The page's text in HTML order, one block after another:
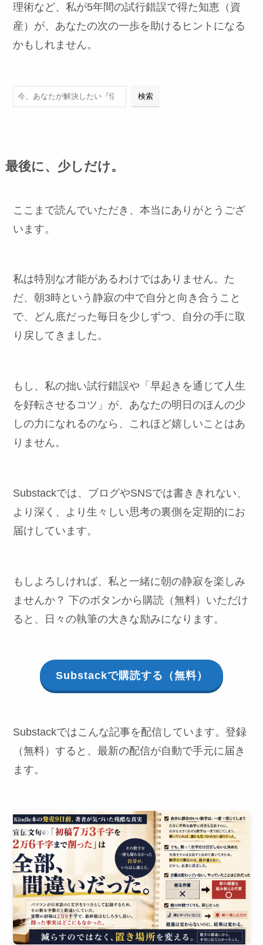
理術など、私が5年間の試行錯誤で得た知恵（資
産）が、あなたの次の一歩を助けるヒントになる
かもしれません。
検索 検索
最後に、少しだけ。
ここまで読んでいただき、本当にありがとうござ
います。
私は特別な才能があるわけではありません。た
だ、朝3時という静寂の中で自分と向き合うこと
で、どん底だった毎日を少しずつ、自分の手に取
り戻してきました。
もし、私の拙い試行錯誤や「早起きを通じて人生
を好転させるコツ」が、あなたの明日のほんの少
しの力になれるのなら、これほど嬉しいことはあ
りません。
Substackでは、ブログやSNSでは書ききれない、
より深く、より生々しい思考の裏側を定期的にお
届けしています。
もしよろしければ、私と一緒に朝の静寂を楽しみ
ませんか？ 下のボタンから購読（無料）いただけ
ると、日々の執筆の大きな励みになります。
Substackで購読する（無料）
Substackではこんな記事を配信しています。登録
（無料）すると、最新の配信が自動で手元に届き
ます。